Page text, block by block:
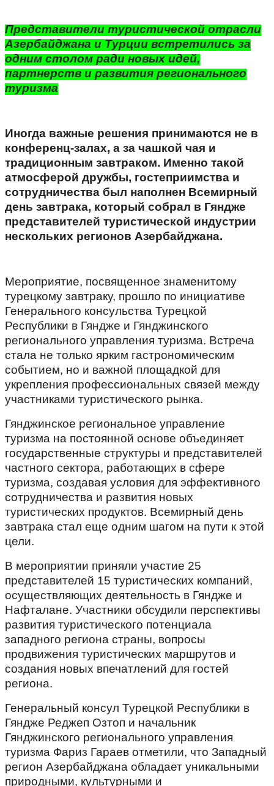
Представители туристической отрасли
Азербайджана и Турции встретились за
одним столом ради новых идей,
партнерств и развития регионального
туризма
Иногда важные решения принимаются не в
конференц-залах, а за чашкой чая и
традиционным завтраком. Именно такой
атмосферой дружбы, гостеприимства и
сотрудничества был наполнен Всемирный
день завтрака, который собрал в Гяндже
представителей туристической индустрии
нескольких регионов Азербайджана.
Мероприятие, посвященное знаменитому
турецкому завтраку, прошло по инициативе
Генерального консульства Турецкой
Республики в Гяндже и Гянджинского
регионального управления туризма. Встреча
стала не только ярким гастрономическим
событием, но и важной площадкой для
укрепления профессиональных связей между
участниками туристического рынка.
Гянджинское региональное управление
туризма на постоянной основе объединяет
государственные структуры и представителей
частного сектора, работающих в сфере
туризма, создавая условия для эффективного
сотрудничества и развития новых
туристических продуктов. Всемирный день
завтрака стал еще одним шагом на пути к этой
цели.
В мероприятии приняли участие 25
представителей 15 туристических компаний,
осуществляющих деятельность в Гяндже и
Нафталане. Участники обсудили перспективы
развития туристического потенциала
западного региона страны, вопросы
продвижения туристических маршрутов и
создания новых впечатлений для гостей
региона.
Генеральный консул Турецкой Республики в
Гяндже Реджеп Озтоп и начальник
Гянджинского регионального управления
туризма Фариз Гараев отметили, что Западный
регион Азербайджана обладает уникальными
природными, культурными и